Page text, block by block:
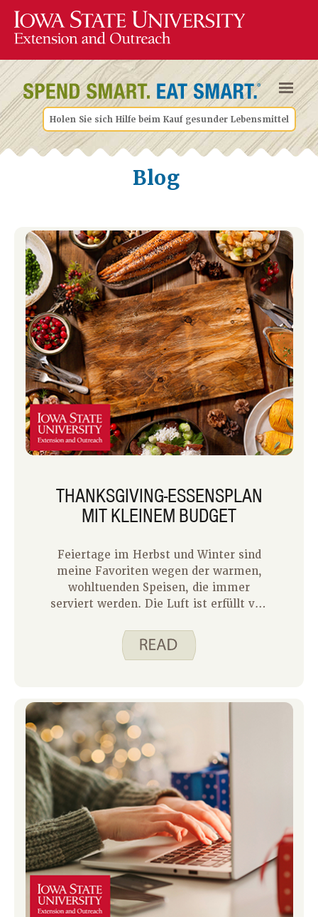
Holen Sie sich Hilfe beim Kauf gesunder Lebensmittel
Blog
THANKSGIVING-ESSENSPLAN
MIT KLEINEM BUDGET
Feiertage im Herbst und Winter sind
meine Favoriten wegen der warmen,
wohltuenden Speisen, die immer
serviert werden. Die Luft ist erfüllt von
Duft von ein oder zwei Kuchen.